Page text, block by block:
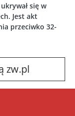
się w
Jest akt
przeciwko 32-
zw.pl